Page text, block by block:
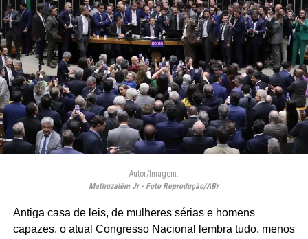
Autor/Imagem:
Mathuzalém Jr - Foto Reprodução/ABr
Antiga casa de leis, de mulheres sérias e homens
capazes, o atual Congresso Nacional lembra tudo, menos